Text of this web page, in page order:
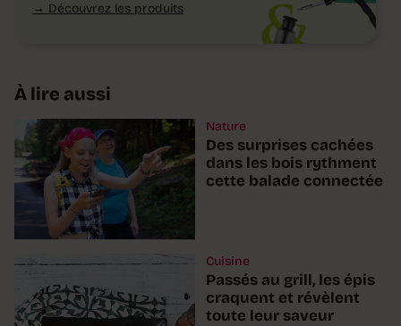
Découvrez les produits
À lire aussi
Nature
Des surprises cachées
dans les bois rythment
cette balade connectée
Cuisine
Passés au grill, les épis
craquent et révèlent
toute leur saveur